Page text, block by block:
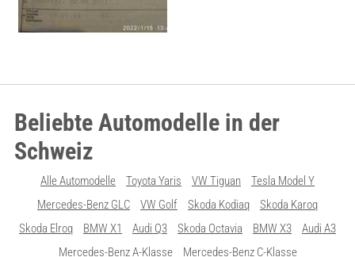
Beliebte Automodelle in der
Schweiz
Alle Automodelle Toyota Yaris VW Tiguan
Tesla Model Y
Mercedes-Benz GLC
VW Golf Skoda Kodiaq
Skoda Karoq
Skoda Elroq
BMW X1 Audi Q3 Skoda Octavia BMW X3
Audi A3
Mercedes-Benz A-Klasse
Mercedes-Benz C-Klasse